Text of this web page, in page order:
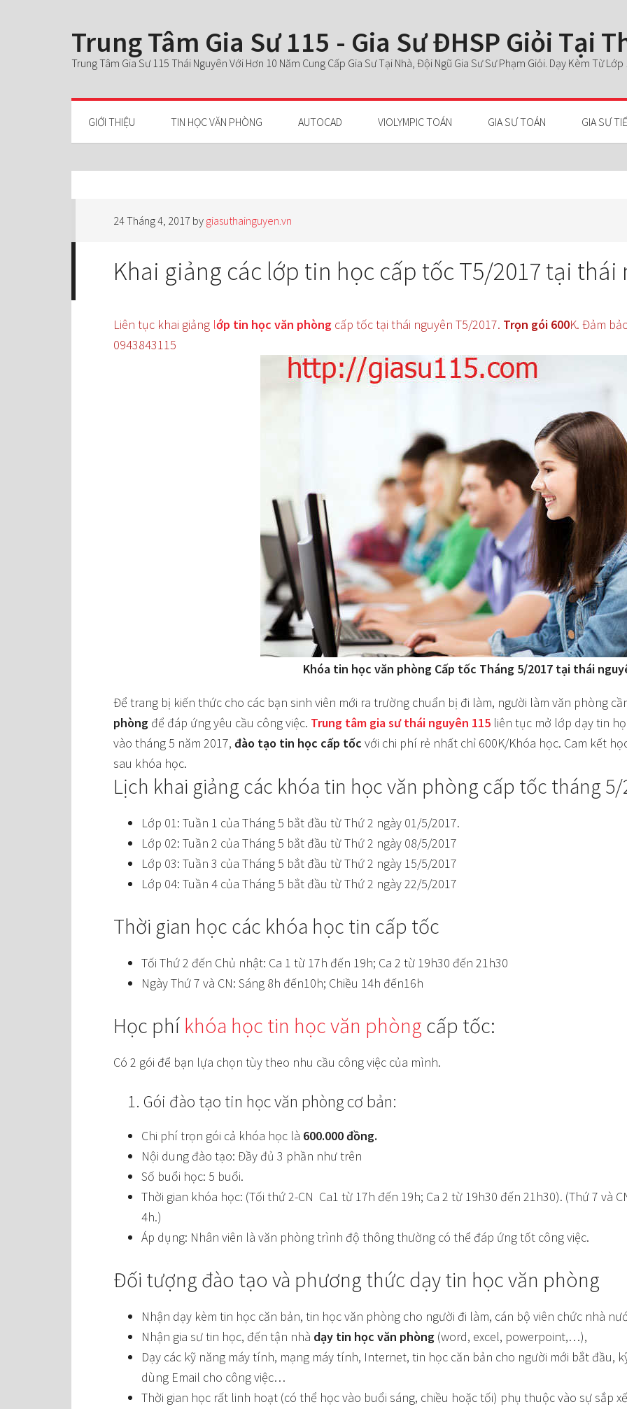
Trung Tâm Gia Sư 115 - Gia Sư ĐHSP Giỏi Tại
Trung Tâm Gia Sư 115 Thái Nguyên Với Hơn 10 Năm Cung Cấp Gia Sư Tại Nhà, Đội Ngũ Gia Sư Sư Phạm Giỏi. Dạy Kèm Từ
GIỚI THIỆU TIN HỌC VĂN PHÒNG AUTOCAD VIOLYMPIC TOÁN GIA SƯ TOÁN GIA SƯ
24 Tháng 4, 2017 by giasuthainguyen.vn
Khai giảng các lớp tin học cấp tốc T5/2017 tại thái
Liên tục khai giảng lớp tin học văn phòng cấp tốc tại thái nguyên T5/2017. Trọn gói 600K. Đảm
0943843115
Khóa tin học văn phòng Cấp tốc Tháng 5/2017 tại thái
Để trang bị kiến thức cho các bạn sinh viên mới ra trường chuẩn bị đi làm, người làm văn phòng
phòng để đáp ứng yêu cầu công việc. Trung tâm gia sư thái nguyên 115 liên tục mở lớp dạy tin
vào tháng 5 năm 2017, đào tạo tin học cấp tốc với chi phí rẻ nhất chỉ 600K/Khóa học. Cam kết
sau khóa học.
Lịch khai giảng các khóa tin học văn phòng cấp tốc tháng 5/
Lớp 01: Tuần 1 của Tháng 5 bắt đầu từ Thứ 2 ngày 01/5/2017.
Lớp 02: Tuần 2 của Tháng 5 bắt đầu từ Thứ 2 ngày 08/5/2017
Lớp 03: Tuần 3 của Tháng 5 bắt đầu từ Thứ 2 ngày 15/5/2017
Lớp 04: Tuần 4 của Tháng 5 bắt đầu từ Thứ 2 ngày 22/5/2017
Thời gian học các khóa học tin cấp tốc
Tối Thứ 2 đến Chủ nhật: Ca 1 từ 17h đến 19h; Ca 2 từ 19h30 đến 21h30
Ngày Thứ 7 và CN: Sáng 8h đến10h; Chiều 14h đến16h
Học phí khóa học tin học văn phòng cấp tốc:
Có 2 gói để bạn lựa chọn tùy theo nhu cầu công việc của mình.
1. Gói đào tạo tin học văn phòng cơ bản:
Chi phí trọn gói cả khóa học là 600.000 đồng.
Nội dung đào tạo: Đầy đủ 3 phần như trên
Số buổi học: 5 buổi.
Thời gian khóa học: (Tối thứ 2-CN Ca1 từ 17h đến 19h; Ca 2 từ 19h30 đến 21h30). (Thứ 7 và
4h.)
Áp dụng: Nhân viên là văn phòng trình độ thông thường có thể đáp ứng tốt công việc.
Đối tượng đào tạo và phương thức dạy tin học văn phòng
Nhận dạy kèm tin học căn bản, tin học văn phòng cho người đi làm, cán bộ viên chức nhà
Nhận gia sư tin học, đến tận nhà dạy tin học văn phòng (word, excel, powerpoint,…),
Dạy các kỹ năng máy tính, mạng máy tính, Internet, tin học căn bản cho người mới bắt đầu,
dùng Email cho công việc…
Thời gian học rất linh hoạt (có thể học vào buổi sáng, chiều hoặc tối) phụ thuộc vào sự sắp